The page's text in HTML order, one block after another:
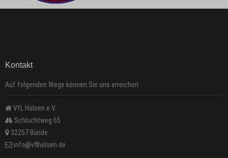
Kontakt
Auf folgenden Wege können Sie uns erreichen
VfL Holsen e.V.
Schluchtweg 65
32257 Bünde
info@vflholsen.de